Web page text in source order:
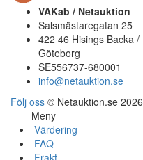
VAKab / Netauktion
Salsmästaregatan 25
422 46 Hisings Backa /
Göteborg
SE556737-680001
info@netauktion.se
Följ oss © Netauktion.se 2026
Meny
Värdering
FAQ
Frakt